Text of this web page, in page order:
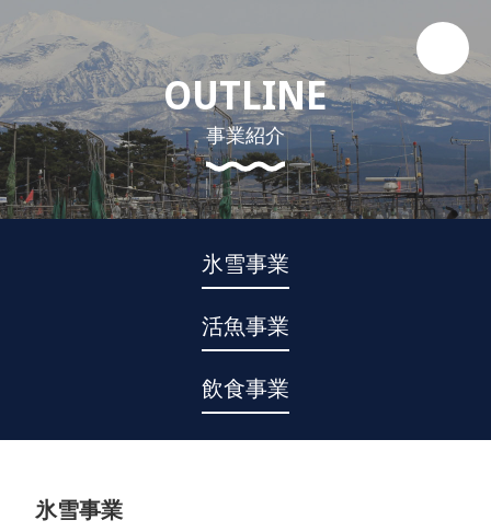
OUTLINE
事業紹介
氷雪事業
活魚事業
飲食事業
氷雪事業